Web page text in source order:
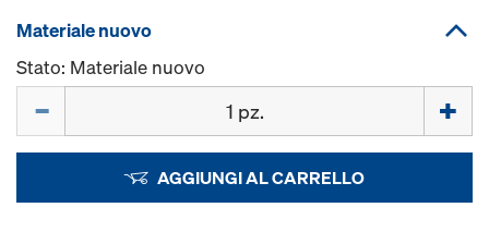
Materiale nuovo
Stato: Materiale nuovo
AGGIUNGI AL CARRELLO